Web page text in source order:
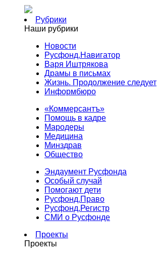
Рубрики
Наши рубрики
Новости
Русфонд.Навигатор
Варя Иштрякова
Драмы в письмах
Жизнь. Продолжение следует
Информбюро
«Коммерсантъ»
Помощь в кадре
Мародеры
Медицина
Минздрав
Общество
Эндаумент Русфонда
Особый случай
Помогают дети
Русфонд.Право
Русфонд.Регистр
СМИ о Русфонде
Проекты
Проекты